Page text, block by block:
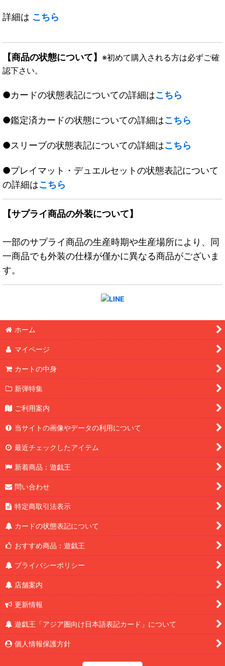
詳細は こちら
【商品の状態について】 ※初めて購入される方は必ずご確
認下さい。
●カードの状態表記についての詳細はこちら
●鑑定済カードの状態についての詳細はこちら
●スリーブの状態表記についての詳細はこちら
●プレイマット・デュエルセットの状態表記について
の詳細はこちら
【サプライ商品の外装について】
一部のサプライ商品の生産時期や生産場所により、同
一商品でも外装の仕様が僅かに異なる商品がございま
す。
ホーム
マイページ
カートの中身
新弾特集
ご利用案内
当サイトの画像やデータの利用について
最近チェックしたアイテム
新着商品：遊戯王
問い合わせ
特定商取引法表示
カードの状態表記について
おすすめ商品：遊戯王
プライバシーポリシー
店舗案内
更新情報
遊戯王「アジア圏向け日本語表記カード」について
個人情報保護方針